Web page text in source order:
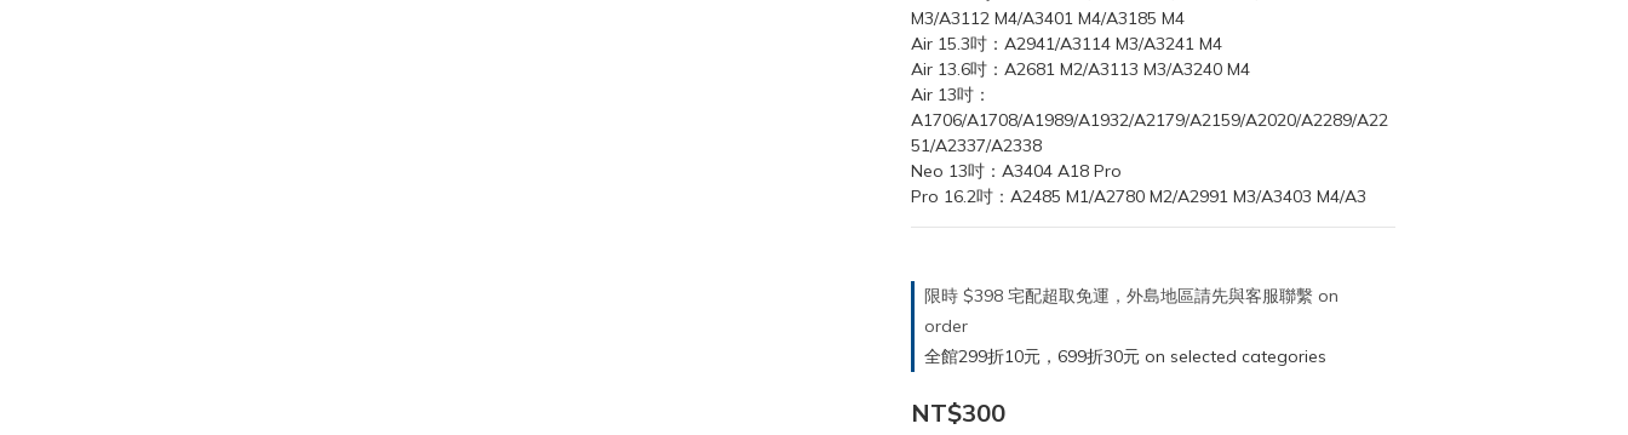
M3/A3112 M4/A3401 M4/A3185 M4
Air 15.3吋：A2941/A3114 M3/A3241 M4
Air 13.6吋：A2681 M2/A3113 M3/A3240 M4
Air 13吋：
A1706/A1708/A1989/A1932/A2179/A2159/A2020/A2289/A22
51/A2337/A2338
Neo 13吋：A3404 A18 Pro
Pro 16.2吋：A2485 M1/A2780 M2/A2991 M3/A3403 M4/A3
限時 $398 宅配超取免運，外島地區請先與客服聯繫 on
order
全館299折10元，699折30元 on selected categories
NT$300